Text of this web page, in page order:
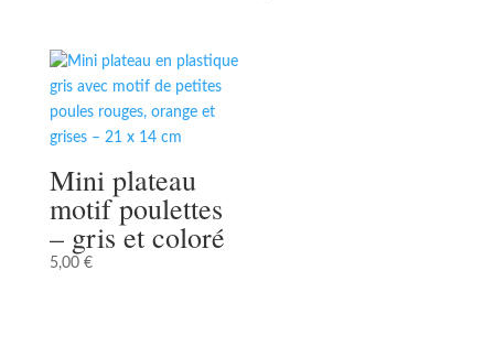
Mini plateau
motif poulettes
– gris et coloré
5,00 €